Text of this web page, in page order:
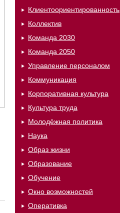
Клиентоориентированность
Коллектив
Команда 2030
Команда 2050
Управление персоналом
Коммуникация
Корпоративная культура
Культура труда
Молодёжная политика
Наука
Образ жизни
Образование
Обучение
Окно возможностей
Оперативка